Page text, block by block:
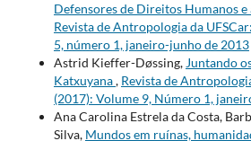
Defensores de Direitos Humanos e
Revista de Antropologia da
5, número 1, janeiro-junho de 2013
Astrid Kieffer-Døssing, Juntando
Katxuyana, Revista de
(2017): Volume 9, Número 1,
Ana Carolina Estrela da Costa,
Silva, Mundos em ruínas,